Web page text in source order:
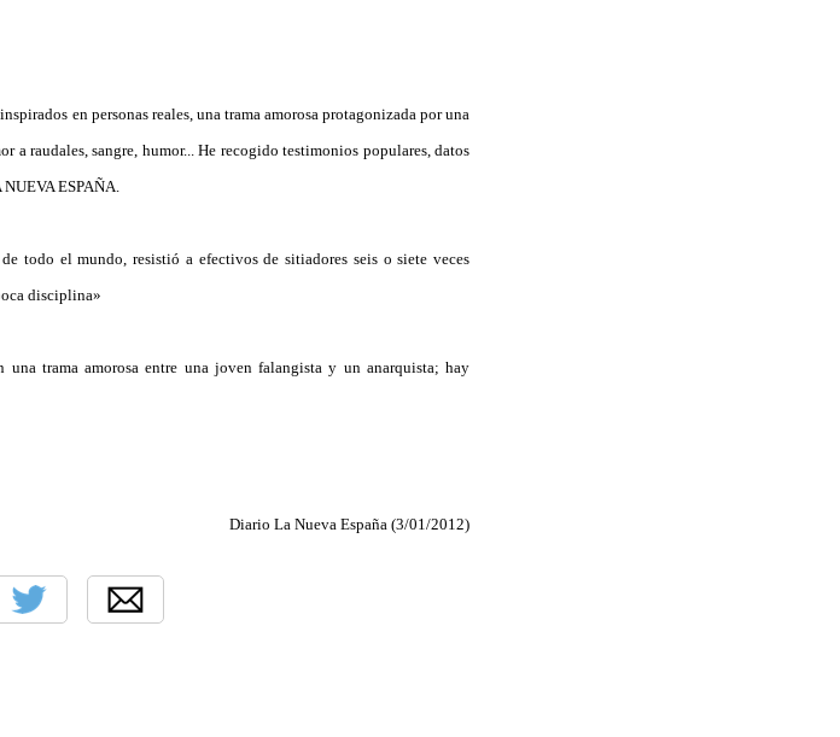
en personas reales, una trama amorosa protagonizada por una
raudales, sangre, humor... He recogido testimonios populares, datos
ESPAÑA.
todo el mundo, resistió a efectivos de sitiadores seis o siete veces
disciplina»
trama amorosa entre una joven falangista y un anarquista; hay
Diario La Nueva España (3/01/2012)